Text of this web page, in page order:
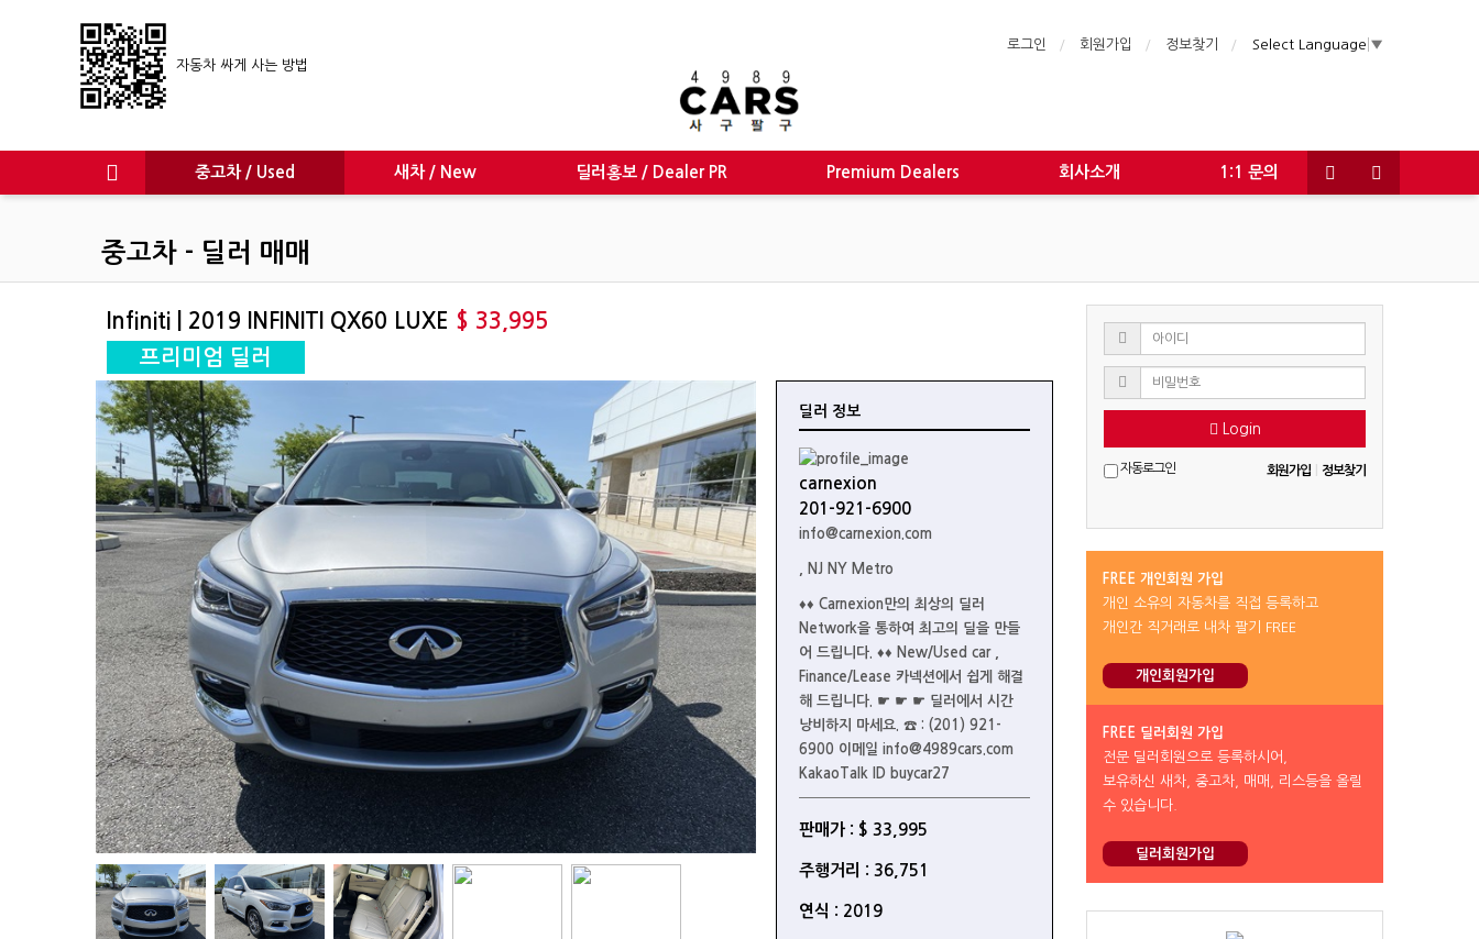
자동차 싸게 사는 방법
로그인 회원가입 정보찾기 Select Language ▼
중고차 / Used 새차 / New 딜러홍보 / Dealer PR Premium Dealers 회사소개 1:1 문의
중고차 - 딜러 매매
Infiniti | 2019 INFINITI QX60 LUXE $ 33,995
프리미엄 딜러
딜러 정보
carnexion
201-921-6900
info@carnexion.com
, NJ NY Metro
♦♦ Carnexion만의 최상의 딜러
Network을 통하여 최고의 딜을 만들
어 드립니다. ♦♦ New/Used car ,
Finance/Lease 카넥션에서 쉽게 해결
해 드립니다. ☛ ☛ ☛ 딜러에서 시간
낭비하지 마세요. ☎ : (201) 921-
6900 이메일 info@4989cars.com
KakaoTalk ID buycar27
판매가 : $ 33,995
주행거리 : 36,751
연식 : 2019
Login
자동로그인 회원가입 정보찾기
FREE 개인회원 가입
개인 소유의 자동차를 직접 등록하고
개인간 직거래로 내차 팔기 FREE
개인회원가입
FREE 딜러회원 가입
전문 딜러회원으로 등록하시어,
보유하신 새차, 중고차, 매매, 리스등을 올릴
수 있습니다.
딜러회원가입